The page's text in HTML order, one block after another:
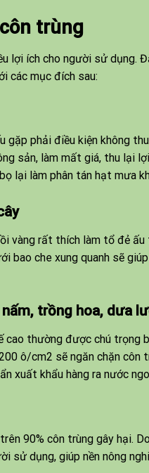
trùng
lợi ích cho người sử dụng.
các mục đích sau:
gặp phải điều kiện không
sản, làm mất giá, thu lại
lại làm phân tán hạt mưa
vàng rất thích làm tổ đẻ
bao che xung quanh sẽ
trồng hoa, dưa
cao thường được chú trọng
ô/cm2 sẽ ngăn chặn côn
xuất khẩu hàng ra nước
90% côn trùng gây hại.
sử dụng, giúp nền nông